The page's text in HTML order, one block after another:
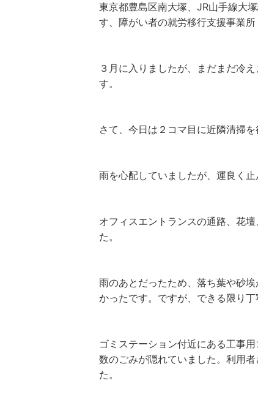
東京都豊島区南大塚、JR山手線大
す、障がい者の就労移行支援事業所
３月に入りましたが、まだまだ冷
す。
さて、今日は２コマ目に近隣清掃を
雨を心配していましたが、運良く止
オフィスエントランスの通路、花
た。
雨のあとだったため、落ち葉や砂
かったです。ですが、できる限り丁
ゴミステーション付近にある工事
数のごみが隠れていました。利用
た。